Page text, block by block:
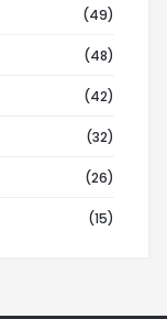
(49)
(48)
(42)
(32)
(26)
(15)